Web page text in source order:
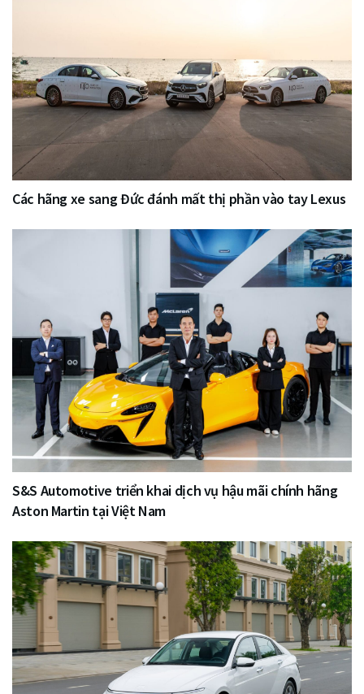
Các hãng xe sang Đức đánh mất thị phần vào tay Lexus
S&S Automotive triển khai dịch vụ hậu mãi chính hãng
Aston Martin tại Việt Nam